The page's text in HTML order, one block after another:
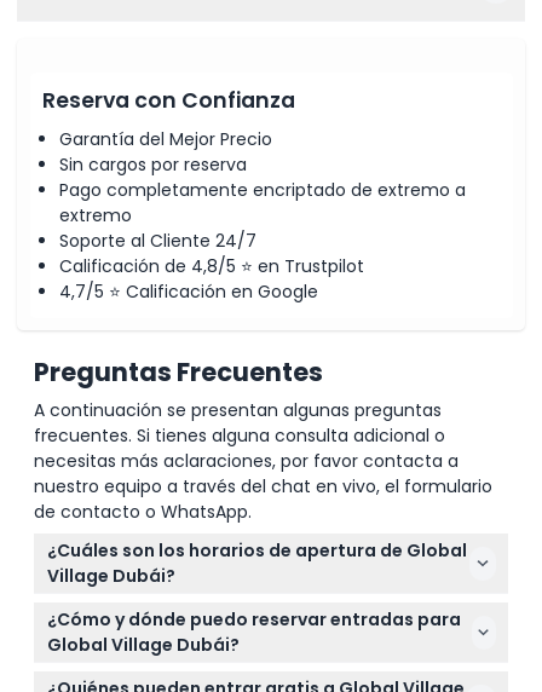
Reserva con Confianza
Garantía del Mejor Precio
Sin cargos por reserva
Pago completamente encriptado de extremo a
extremo
Soporte al Cliente 24/7
Calificación de 4,8/5 ⭐ en Trustpilot
4,7/5 ⭐ Calificación en Google
Preguntas Frecuentes
A continuación se presentan algunas preguntas
frecuentes. Si tienes alguna consulta adicional o
necesitas más aclaraciones, por favor contacta a
nuestro equipo a través del chat en vivo, el formulario
de contacto o WhatsApp.
¿Cuáles son los horarios de apertura de Global
Village Dubái?
Global Village Dubái está abierto de domingo a
miércoles de 5:00 PM a 1:00 AM y de jueves a
sábado de 5:00 PM a 2:00 AM. Tenga en cuenta que
los martes están reservados solo para mujeres y
¿Cómo y dónde puedo reservar entradas para
Global Village Dubái?
Puede reservar fácilmente sus entradas en línea